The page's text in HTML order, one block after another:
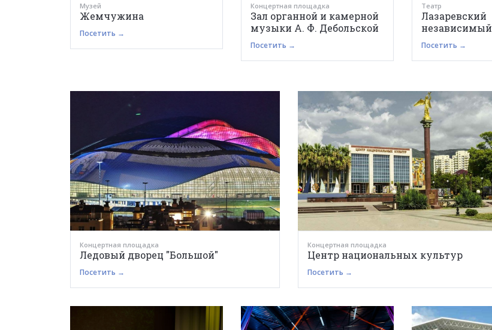
Музей
Жемчужина
Посетить →
Концертная площадка
Зал органной и камерной
музыки А. Ф. Дебольской
Посетить →
Театр
Лазаревский
независимый
Посетить →
Концертная площадка
Ледовый дворец "Большой"
Посетить →
Концертная площадка
Центр национальных культур
Посетить →